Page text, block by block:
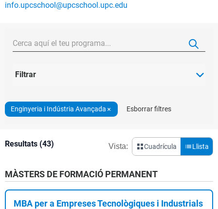
info.upcschool@upcschool.upc.edu
Filtrar
Enginyeria i Indústria Avançada Esborrar filtres
Resultats (43) Vista: Cuadrícula Llista
MÀSTERS DE FORMACIÓ PERMANENT
MBA per a Empreses Tecnològiques i Industrials